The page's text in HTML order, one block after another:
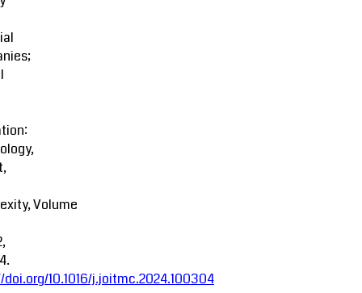
Volume
10.1016/j.joitmc.2024.100304